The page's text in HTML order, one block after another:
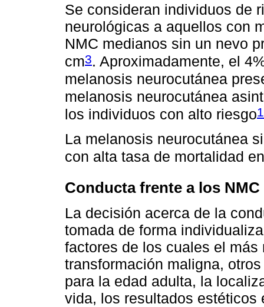
Se consideran individuos de
neurológicas a aquellos con
NMC medianos sin un nevo
cm3. Aproximadamente, el
melanosis neurocutánea
melanosis neurocutánea
los individuos con alto riesgo
La melanosis neurocutánea
con alta tasa de mortalidad
Conducta frente a los NMC
La decisión acerca de la
tomada de forma
factores de los cuales el
transformación maligna,
para la edad adulta, la
vida, los resultados